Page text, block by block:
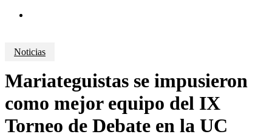
Noticias
Mariateguistas se impusieron
como mejor equipo del IX
Torneo de Debate en la UC